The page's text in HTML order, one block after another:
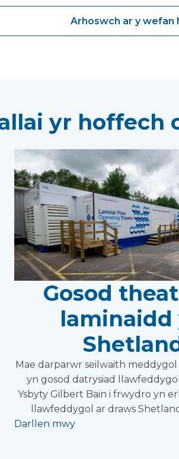
yr hoffech
Gosod
laminaidd
Mae darparwr seilwaith
yn gosod datrysiad
Ysbyty Gilbert Bain i frwydro yn
llawfeddygol ar draws
Darllen mwy
Arhoswch ar y wefan